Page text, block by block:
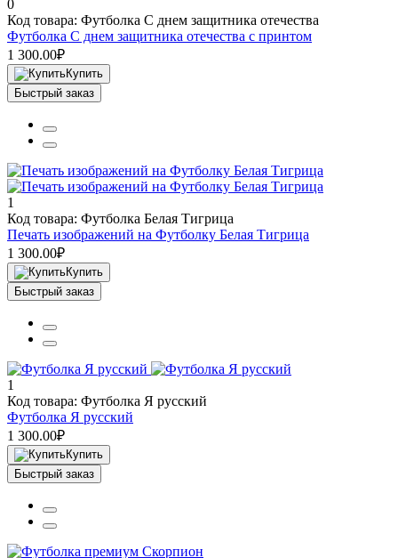
0
Код товара: Футболка С днем защитника отечества
Футболка С днем защитника отечества с принтом
1 300.00₽
Купить
Быстрый заказ
1
Код товара: Футболка Белая Тигрица
Печать изображений на Футболку Белая Тигрица
1 300.00₽
Купить
Быстрый заказ
1
Код товара: Футболка Я русский
Футболка Я русский
1 300.00₽
Купить
Быстрый заказ